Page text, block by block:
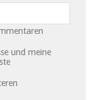
und meine